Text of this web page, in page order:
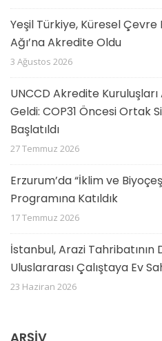
Yeşil Türkiye, Küresel
Ağı’na Akredite Oldu
3 Ağustos 2026
UNCCD Akredite
Geldi: COP31 Öncesi Ortak
Başlatıldı
27 Temmuz 2026
Erzurum’da “İklim ve
Programına Katıldık
17 Temmuz 2026
İstanbul, Arazi
Uluslararası Çalıştaya Ev
23 Haziran 2026
ARŞIV